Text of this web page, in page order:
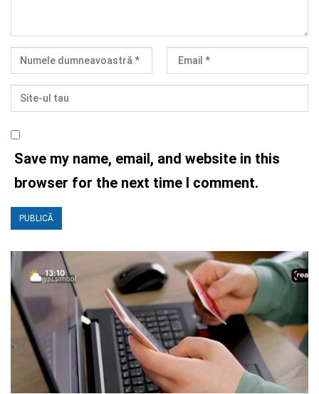
Save my name, email, and website in this
browser for the next time I comment.